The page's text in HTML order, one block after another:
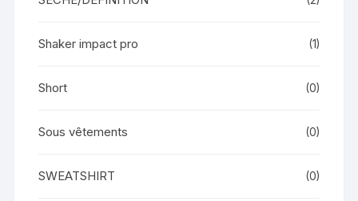
Shaker impact pro (1)
Short (0)
Sous vêtements (0)
SWEATSHIRT (0)